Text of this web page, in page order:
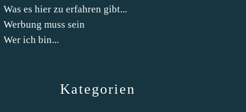
Kategorien
Was es hier zu erfahren gibt...
Werbung muss sein
Wer ich bin...